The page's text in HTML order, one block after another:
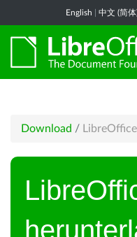
English 中文 (简体
Download /